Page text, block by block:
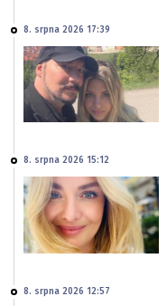
8. srpna 2026 17:39
8. srpna 2026 15:12
8. srpna 2026 12:57